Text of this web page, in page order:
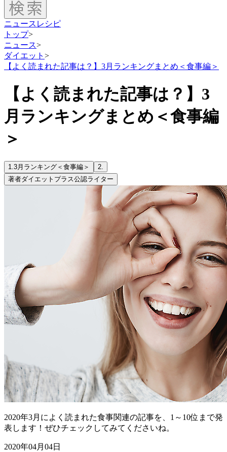
ニュース レシピ
トップ>
ニュース>
ダイエット >
【よく読まれた記事は？】3月ランキングまとめ＜食事編＞
【よく読まれた記事は？】3
月ランキングまとめ＜食事編
＞
1.3月ランキング＜食事編＞
2.
著者ダイエットプラス公認ライター
2020年3月によく読まれた食事関連の記事を、1～10位まで発
表します！ぜひチェックしてみてくださいね。
2020年04月04日